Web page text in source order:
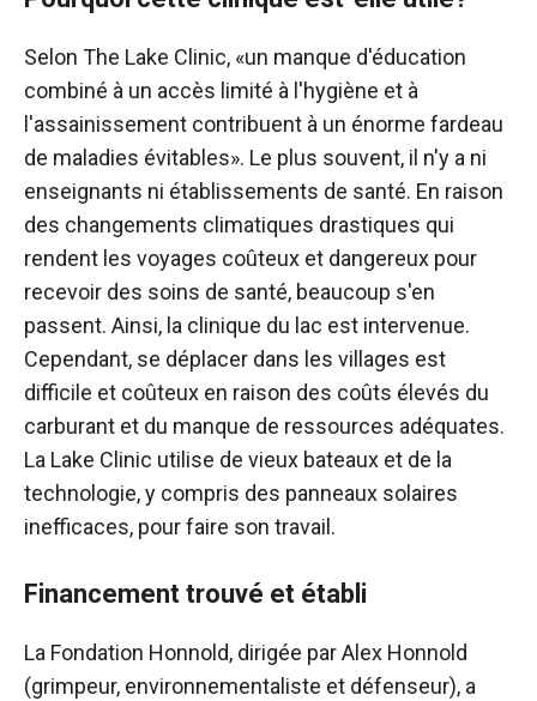
Selon The Lake Clinic, «un manque d'éducation
combiné à un accès limité à l'hygiène et à
l'assainissement contribuent à un énorme fardeau
de maladies évitables». Le plus souvent, il n'y a ni
enseignants ni établissements de santé. En raison
des changements climatiques drastiques qui
rendent les voyages coûteux et dangereux pour
recevoir des soins de santé, beaucoup s'en
passent. Ainsi, la clinique du lac est intervenue.
Cependant, se déplacer dans les villages est
difficile et coûteux en raison des coûts élevés du
carburant et du manque de ressources adéquates.
La Lake Clinic utilise de vieux bateaux et de la
technologie, y compris des panneaux solaires
inefficaces, pour faire son travail.
Financement trouvé et établi
La Fondation Honnold, dirigée par Alex Honnold
(grimpeur, environnementaliste et défenseur), a